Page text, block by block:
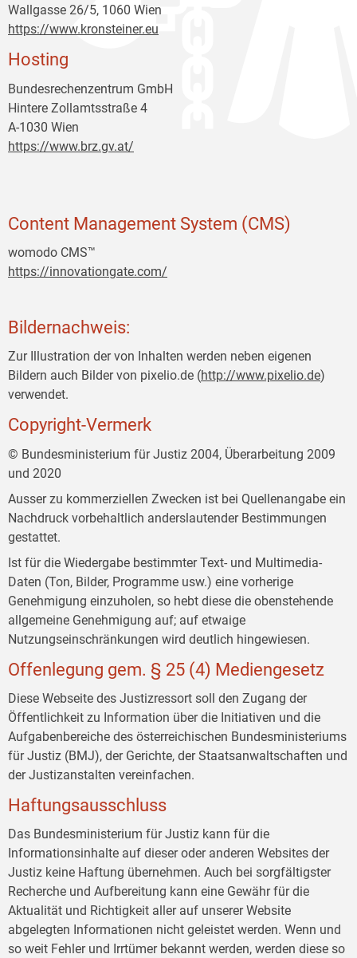
Wallgasse 26/5, 1060 Wien
https://www.kronsteiner.eu
Hosting
Bundesrechenzentrum GmbH
Hintere Zollamtsstraße 4
A-1030 Wien
https://www.brz.gv.at/
Content Management System (CMS)
womodo CMS™
https://innovationgate.com/
Bildernachweis:
Zur Illustration der von Inhalten werden neben eigenen
Bildern auch Bilder von pixelio.de (http://www.pixelio.de)
verwendet.
Copyright-Vermerk
© Bundesministerium für Justiz 2004, Überarbeitung 2009
und 2020
Ausser zu kommerziellen Zwecken ist bei Quellenangabe ein
Nachdruck vorbehaltlich anderslautender Bestimmungen
gestattet.
Ist für die Wiedergabe bestimmter Text- und Multimedia-
Daten (Ton, Bilder, Programme usw.) eine vorherige
Genehmigung einzuholen, so hebt diese die obenstehende
allgemeine Genehmigung auf; auf etwaige
Nutzungseinschränkungen wird deutlich hingewiesen.
Offenlegung gem. § 25 (4) Mediengesetz
Diese Webseite des Justizressort soll den Zugang der
Öffentlichkeit zu Information über die Initiativen und die
Aufgabenbereiche des österreichischen Bundesministeriums
für Justiz (BMJ), der Gerichte, der Staatsanwaltschaften und
der Justizanstalten vereinfachen.
Haftungsausschluss
Das Bundesministerium für Justiz kann für die
Informationsinhalte auf dieser oder anderen Websites der
Justiz keine Haftung übernehmen. Auch bei sorgfältigster
Recherche und Aufbereitung kann eine Gewähr für die
Aktualität und Richtigkeit aller auf unserer Website
abgelegten Informationen nicht geleistet werden. Wenn und
so weit Fehler und Irrtümer bekannt werden, werden diese so